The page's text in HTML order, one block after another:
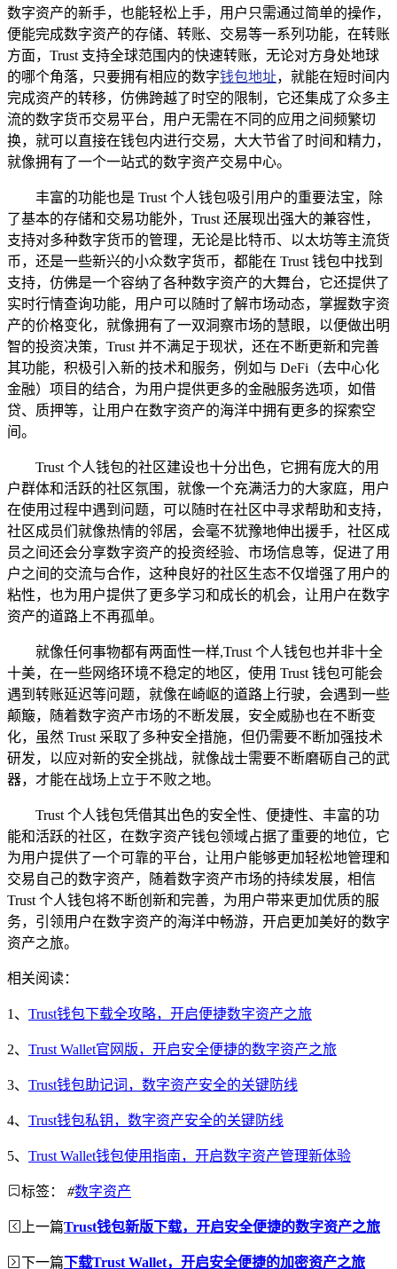
数字资产的新手，也能轻松上手，用户只需通过简单的操作，
便能完成数字资产的存储、转账、交易等一系列功能，在转账
方面，Trust 支持全球范围内的快速转账，无论对方身处地球
的哪个角落，只要拥有相应的数字钱包地址，就能在短时间内
完成资产的转移，仿佛跨越了时空的限制，它还集成了众多主
流的数字货币交易平台，用户无需在不同的应用之间频繁切
换，就可以直接在钱包内进行交易，大大节省了时间和精力，
就像拥有了一个一站式的数字资产交易中心。
丰富的功能也是 Trust 个人钱包吸引用户的重要法宝，除
了基本的存储和交易功能外，Trust 还展现出强大的兼容性，
支持对多种数字货币的管理，无论是比特币、以太坊等主流货
币，还是一些新兴的小众数字货币，都能在 Trust 钱包中找到
支持，仿佛是一个容纳了各种数字资产的大舞台，它还提供了
实时行情查询功能，用户可以随时了解市场动态，掌握数字资
产的价格变化，就像拥有了一双洞察市场的慧眼，以便做出明
智的投资决策，Trust 并不满足于现状，还在不断更新和完善
其功能，积极引入新的技术和服务，例如与 DeFi（去中心化
金融）项目的结合，为用户提供更多的金融服务选项，如借
贷、质押等，让用户在数字资产的海洋中拥有更多的探索空
间。
Trust 个人钱包的社区建设也十分出色，它拥有庞大的用
户群体和活跃的社区氛围，就像一个充满活力的大家庭，用户
在使用过程中遇到问题，可以随时在社区中寻求帮助和支持，
社区成员们就像热情的邻居，会毫不犹豫地伸出援手，社区成
员之间还会分享数字资产的投资经验、市场信息等，促进了用
户之间的交流与合作，这种良好的社区生态不仅增强了用户的
粘性，也为用户提供了更多学习和成长的机会，让用户在数字
资产的道路上不再孤单。
就像任何事物都有两面性一样,Trust 个人钱包也并非十全
十美，在一些网络环境不稳定的地区，使用 Trust 钱包可能会
遇到转账延迟等问题，就像在崎岖的道路上行驶，会遇到一些
颠簸，随着数字资产市场的不断发展，安全威胁也在不断变
化，虽然 Trust 采取了多种安全措施，但仍需要不断加强技术
研发，以应对新的安全挑战，就像战士需要不断磨砺自己的武
器，才能在战场上立于不败之地。
Trust 个人钱包凭借其出色的安全性、便捷性、丰富的功
能和活跃的社区，在数字资产钱包领域占据了重要的地位，它
为用户提供了一个可靠的平台，让用户能够更加轻松地管理和
交易自己的数字资产，随着数字资产市场的持续发展，相信
Trust 个人钱包将不断创新和完善，为用户带来更加优质的服
务，引领用户在数字资产的海洋中畅游，开启更加美好的数字
资产之旅。
相关阅读：
1、 Trust钱包下载全攻略，开启便捷数字资产之旅
2、 Trust Wallet官网版，开启安全便捷的数字资产之旅
3、 Trust钱包助记词，数字资产安全的关键防线
4、 Trust钱包私钥，数字资产安全的关键防线
5、 Trust Wallet钱包使用指南，开启数字资产管理新体验
标签： #数字资产
上一篇Trust钱包新版下载，开启安全便捷的数字资产之旅
下一篇下载Trust Wallet，开启安全便捷的加密资产之旅